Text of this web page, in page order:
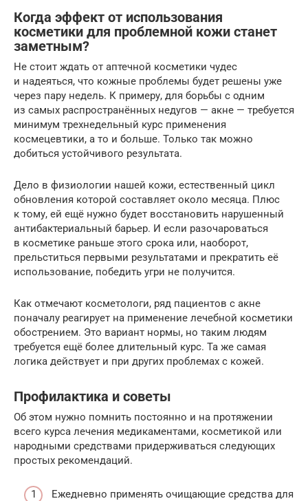
Когда эффект от использования
косметики для проблемной кожи станет
заметным?
Не стоит ждать от аптечной косметики чудес
и надеяться, что кожные проблемы будет решены уже
через пару недель. К примеру, для борьбы с одним
из самых распространённых недугов — акне — требуется
минимум трехнедельный курс применения
космецевтики, а то и больше. Только так можно
добиться устойчивого результата.
Дело в физиологии нашей кожи, естественный цикл
обновления которой составляет около месяца. Плюс
к тому, ей ещё нужно будет восстановить нарушенный
антибактериальный барьер. И если разочароваться
в косметике раньше этого срока или, наоборот,
прельститься первыми результатами и прекратить её
использование, победить угри не получится.
Как отмечают косметологи, ряд пациентов с акне
поначалу реагирует на применение лечебной косметики
обострением. Это вариант нормы, но таким людям
требуется ещё более длительный курс. Та же самая
логика действует и при других проблемах с кожей.
Профилактика и советы
Об этом нужно помнить постоянно и на протяжении
всего курса лечения медикаментами, косметикой или
народными средствами придерживаться следующих
простых рекомендаций.
Ежедневно применять очищающие средства для